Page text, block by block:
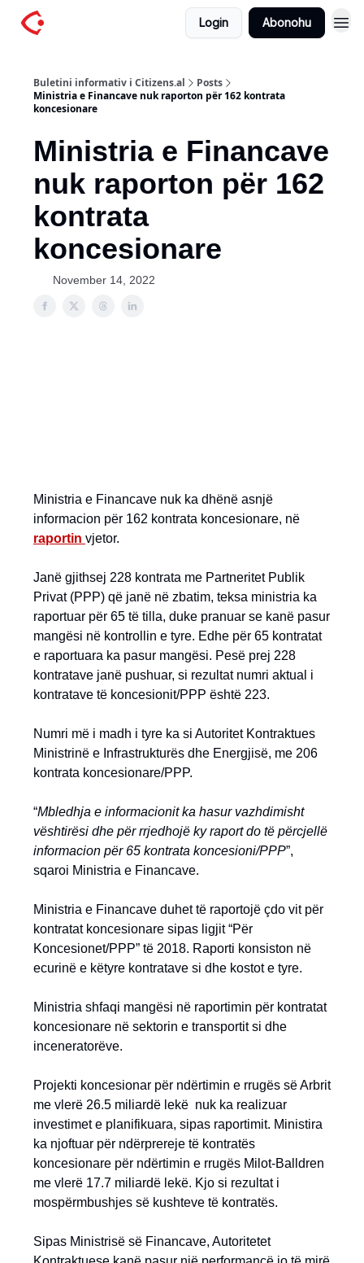
Login Abonohu
Buletini informativ i Citizens.al
Posts
Ministria e Financave nuk raporton për 162 kontrata
koncesionare
Ministria e Financave
nuk raporton për 162
kontrata
koncesionare
November 14, 2022
Ministria e Financave nuk ka dhënë asnjë
informacion për 162 kontrata koncesionare, në
raportin vjetor.
Janë gjithsej 228 kontrata me Partneritet Publik
Privat (PPP) që janë në zbatim, teksa ministria ka
raportuar për 65 të tilla, duke pranuar se kanë pasur
mangësi në kontrollin e tyre. Edhe për 65 kontratat
e raportuara ka pasur mangësi. Pesë prej 228
kontratave janë pushuar, si rezultat numri aktual i
kontratave të koncesionit/PPP është 223.
Numri më i madh i tyre ka si Autoritet Kontraktues
Ministrinë e Infrastrukturës dhe Energjisë, me 206
kontrata koncesionare/PPP.
“Mbledhja e informacionit ka hasur vazhdimisht
vështirësi dhe për rrjedhojë ky raport do të përcjellë
informacion për 65 kontrata koncesioni/PPP”,
sqaroi Ministria e Financave.
Ministria e Financave duhet të raportojë çdo vit për
kontratat koncesionare sipas ligjit “Për
Koncesionet/PPP” të 2018. Raporti konsiston në
ecurinë e këtyre kontratave si dhe kostot e tyre.
Ministria shfaqi mangësi në raportimin për kontratat
koncesionare në sektorin e transportit si dhe
inceneratorëve.
Projekti koncesionar për ndërtimin e rrugës së Arbrit
me vlerë 26.5 miliardë lekë nuk ka realizuar
investimet e planifikuara, sipas raportimit. Ministira
ka njoftuar për ndërprereje të kontratës
koncesionare për ndërtimin e rrugës Milot-Balldren
me vlerë 17.7 miliardë lekë. Kjo si rezultat i
mospërmbushjes së kushteve të kontratës.
Sipas Ministrisë së Financave, Autoritetet